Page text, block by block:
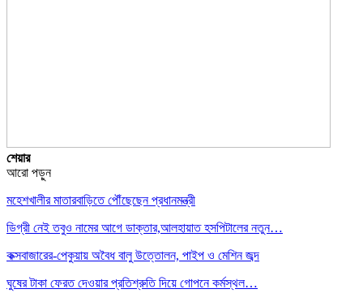
শেয়ার
আরো পড়ুন
মহেশখালীর মাতারবাড়িতে পৌঁছেছেন প্রধানমন্ত্রী
ডিগ্রী নেই তবুও নামের আগে ডাক্তার,আলহায়াত হসপিটালের নতুন…
কক্সবাজারের-পেকুয়ায় অবৈধ বালু উত্তোলন, পাইপ ও মেশিন জব্দ
ঘুষের টাকা ফেরত দেওয়ার প্রতিশ্রুতি দিয়ে গোপনে কর্মস্থল…